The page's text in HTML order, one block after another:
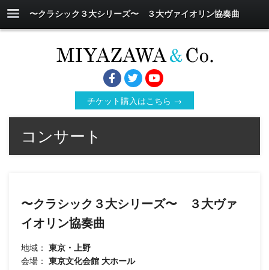
〜クラシック３大シリーズ〜 ３大ヴァイオリン協奏曲
チケット購入はこちら →
コンサート
〜クラシック３大シリーズ〜 ３大ヴァ
イオリン協奏曲
地域： 東京・上野
会場： 東京文化会館 大ホール